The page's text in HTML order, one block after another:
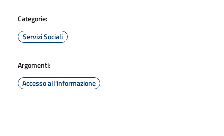
Categorie:
Servizi Sociali
Argomenti:
Accesso all'informazione